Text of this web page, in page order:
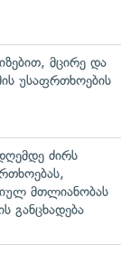
მცირე და
უსაფრთხოების
ძირს
მთლიანობას
განცხადება